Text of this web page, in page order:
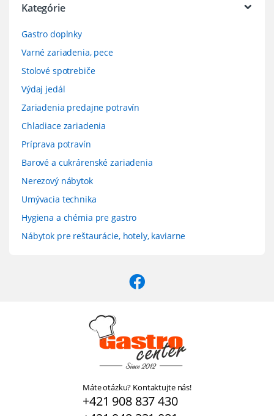
Kategórie
Gastro doplnky
Varné zariadenia, pece
Stolové spotrebiče
Výdaj jedál
Zariadenia predajne potravín
Chladiace zariadenia
Príprava potravín
Barové a cukrárenské zariadenia
Nerezový nábytok
Umývacia technika
Hygiena a chémia pre gastro
Nábytok pre reštaurácie, hotely, kaviarne
Máte otázku? Kontaktujte nás!
+421 908 837 430